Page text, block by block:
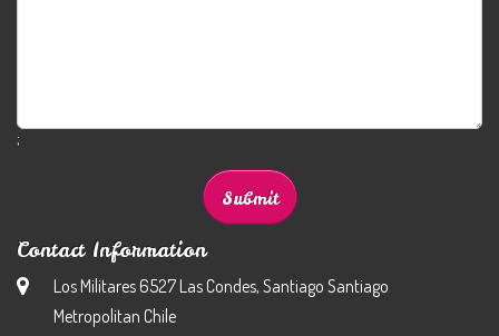
;
Contact Information
Los Militares 6527 Las Condes, Santiago Santiago
Metropolitan Chile